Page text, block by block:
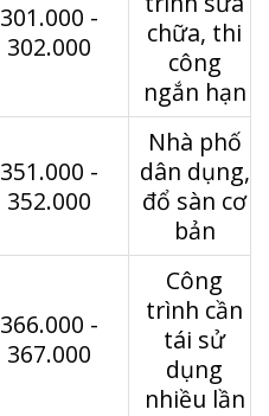
301.000 -
302.000
chữa, thi
công
ngắn hạn
351.000 -
352.000
Nhà phố
dân dụng,
đổ sàn cơ
bản
366.000 -
367.000
Công
trình cần
tái sử
dụng
nhiều lần